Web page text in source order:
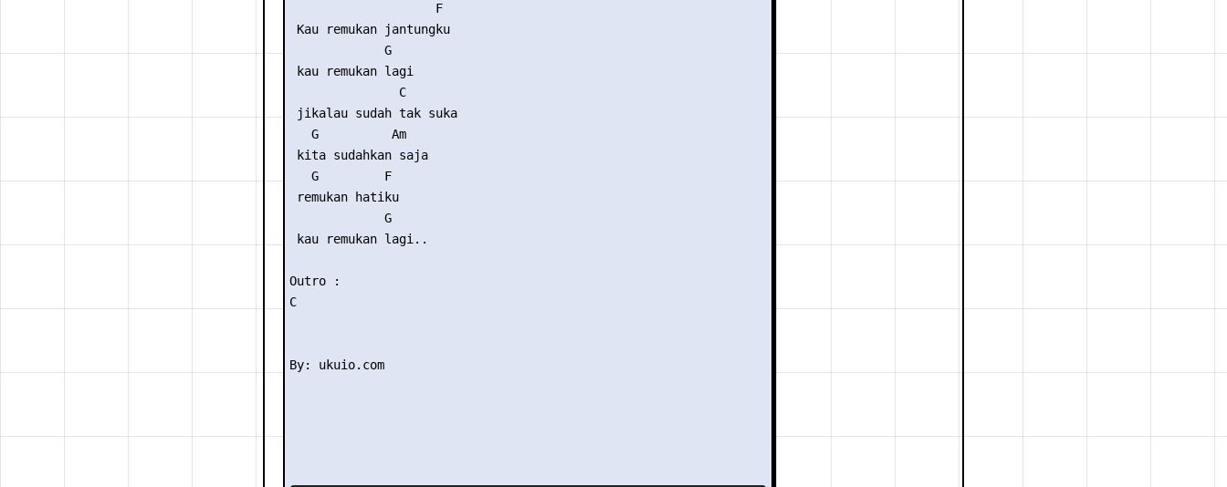
                    F
Kau remukan jantungku
             G
kau remukan lagi
               C
jikalau sudah tak suka
   G          Am
kita sudahkan saja
   G         F
remukan hatiku
             G
kau remukan lagi..
Outro :
C